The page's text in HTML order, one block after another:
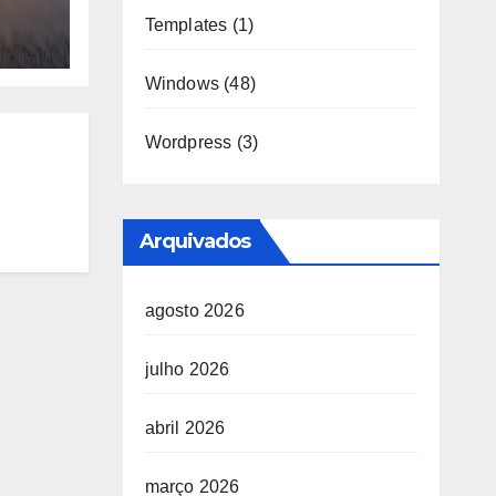
Templates (1)
Windows(48)
Wordpress (3)
Arquivados
agosto 2026
julho 2026
abril 2026
março 2026